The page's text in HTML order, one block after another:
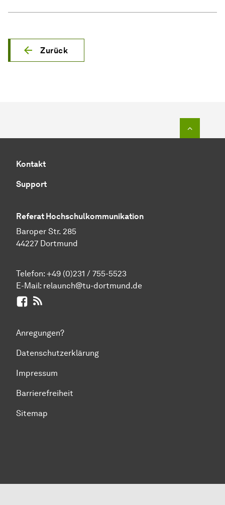
Zurück
Kontakt
Support
Referat Hochschulkommunikation
Baroper Str. 285
44227 Dortmund
Telefon: +49 (0)231 / 755-5523
E-Mail: relaunch@tu-dortmund.de
Facebook
Anregungen?
Datenschutzerklärung
Impressum
Barrierefreiheit
Sitemap